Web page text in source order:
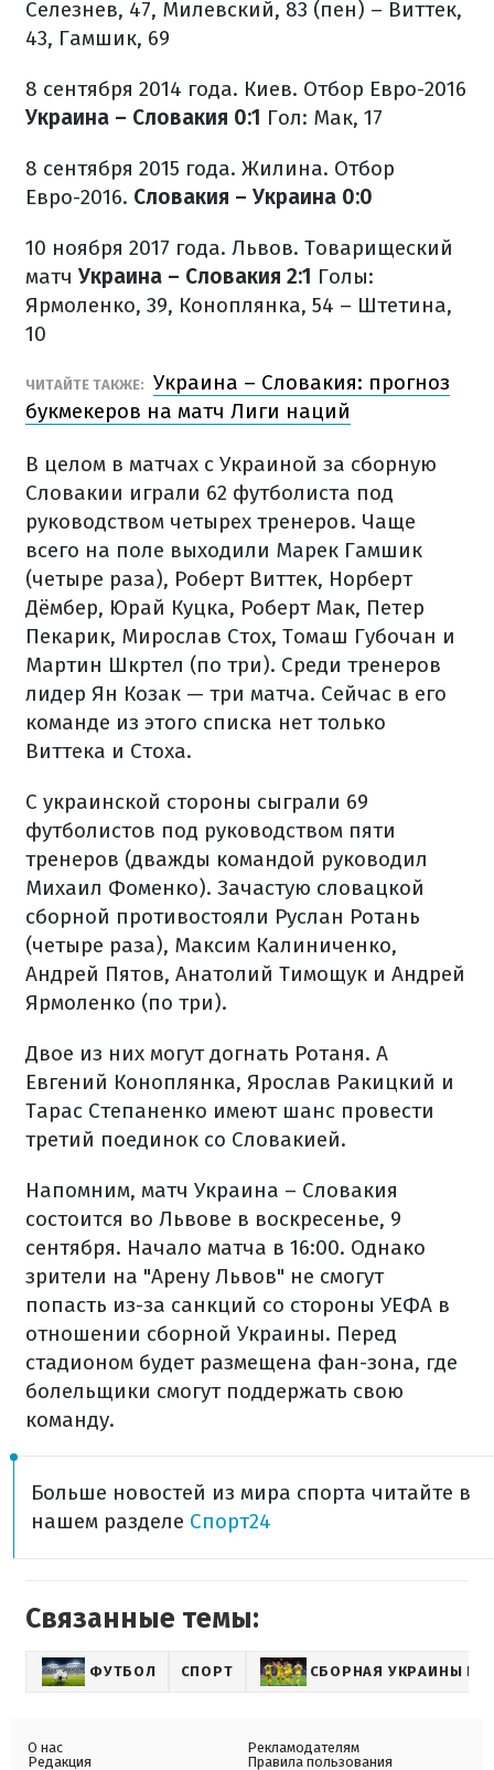
Селезнев, 47, Милевский, 83 (пен) – Виттек,
43, Гамшик, 69
8 сентября 2014 года. Киев. Отбор Евро-2016
Украина – Словакия 0:1 Гол: Мак, 17
8 сентября 2015 года. Жилина. Отбор
Евро-2016. Словакия – Украина 0:0
10 ноября 2017 года. Львов. Товарищеский
матч Украина – Словакия 2:1 Голы:
Ярмоленко, 39, Коноплянка, 54 – Штетина,
10
ЧИТАЙТЕ ТАКЖЕ: Украина – Словакия: прогноз
букмекеров на матч Лиги наций
В целом в матчах с Украиной за сборную
Словакии играли 62 футболиста под
руководством четырех тренеров. Чаще
всего на поле выходили Марек Гамшик
(четыре раза), Роберт Виттек, Норберт
Дёмбер, Юрай Куцка, Роберт Мак, Петер
Пекарик, Мирослав Стох, Томаш Губочан и
Мартин Шкртел (по три). Среди тренеров
лидер Ян Козак — три матча. Сейчас в его
команде из этого списка нет только
Виттека и Стоха.
С украинской стороны сыграли 69
футболистов под руководством пяти
тренеров (дважды командой руководил
Михаил Фоменко). Зачастую словацкой
сборной противостояли Руслан Ротань
(четыре раза), Максим Калиниченко,
Андрей Пятов, Анатолий Тимощук и Андрей
Ярмоленко (по три).
Двое из них могут догнать Ротаня. А
Евгений Коноплянка, Ярослав Ракицкий и
Тарас Степаненко имеют шанс провести
третий поединок со Словакией.
Напомним, матч Украина – Словакия
состоится во Львове в воскресенье, 9
сентября. Начало матча в 16:00. Однако
зрители на "Арену Львов" не смогут
попасть из-за санкций со стороны УЕФА в
отношении сборной Украины. Перед
стадионом будет размещена фан-зона, где
болельщики смогут поддержать свою
команду.
Больше новостей из мира спорта читайте в
нашем разделе Спорт24
Связанные темы:
ФУТБОЛ СПОРТ СБОРНАЯ УКРАИНЫ
О нас
Редакция
Рекламодателям
Правила пользования